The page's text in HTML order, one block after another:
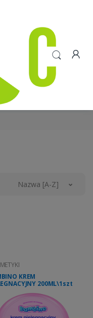
Nazwa [A-Z]
KREM
200ML\1szt